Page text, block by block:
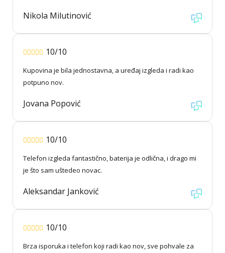
Nikola Milutinović
10/10
Kupovina je bila jednostavna, a uređaj izgleda i radi kao
potpuno nov.
Jovana Popović
10/10
Telefon izgleda fantastično, baterija je odlična, i drago mi
je što sam uštedeo novac.
Aleksandar Janković
10/10
Brza isporuka i telefon koji radi kao nov, sve pohvale za